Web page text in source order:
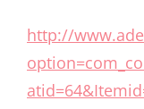
http://